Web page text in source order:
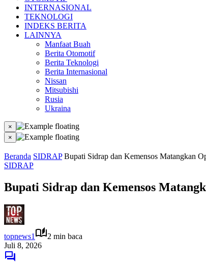
INTERNASIONAL
TEKNOLOGI
INDEKS BERITA
LAINNYA
Manfaat Buah
Berita Otomotif
Berita Teknologi
Berita Internasional
Nissan
Mitsubishi
Rusia
Ukraina
×
×
Beranda SIDRAP Bupati Sidrap dan Kemensos Matangkan
SIDRAP
Bupati Sidrap dan Kemensos
topnews1
2 min baca
Juli 8, 2026